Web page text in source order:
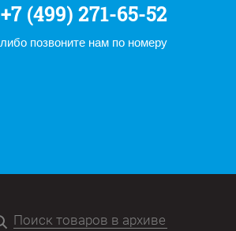
+7 (499) 271-65-52
либо позвоните нам по номеру